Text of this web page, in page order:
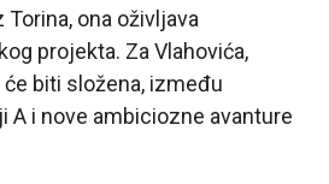
ona oživljava
projekta. Za Vlahovića,
će biti složena, između
A i nove ambiciozne avanture